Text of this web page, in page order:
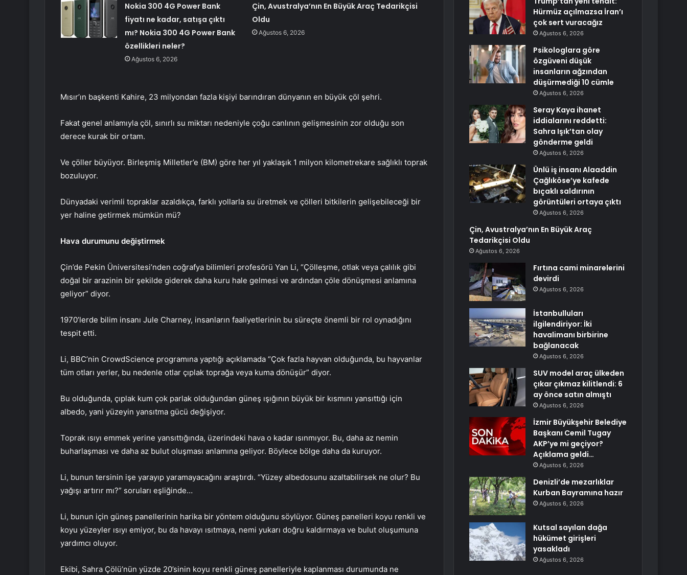
Nokia 300 4G Power Bank
fiyatı ne kadar, satışa çıktı
mı? Nokia 300 4G Power Bank
özellikleri neler?
Ağustos 6, 2026
Çin, Avustralya’nın En Büyük Araç Tedarikçisi
Oldu
Ağustos 6, 2026
Mısır’ın başkenti Kahire, 23 milyondan fazla kişiyi barındıran dünyanın en büyük çöl şehri.
Fakat genel anlamıyla çöl, sınırlı su miktarı nedeniyle çoğu canlının gelişmesinin zor olduğu son
derece kurak bir ortam.
Ve çöller büyüyor. Birleşmiş Milletler’e (BM) göre her yıl yaklaşık 1 milyon kilometrekare sağlıklı toprak
bozuluyor.
Dünyadaki verimli topraklar azaldıkça, farklı yollarla su üretmek ve çölleri bitkilerin gelişebileceği bir
yer haline getirmek mümkün mü?
Hava durumunu değiştirmek
Çin’de Pekin Üniversitesi’nden coğrafya bilimleri profesörü Yan Li, “Çölleşme, otlak veya çalılık gibi
doğal bir arazinin bir şekilde giderek daha kuru hale gelmesi ve ardından çöle dönüşmesi anlamına
geliyor” diyor.
1970’lerde bilim insanı Jule Charney, insanların faaliyetlerinin bu süreçte önemli bir rol oynadığını
tespit etti.
Li, BBC’nin CrowdScience programına yaptığı açıklamada “Çok fazla hayvan olduğunda, bu hayvanlar
tüm otları yerler, bu nedenle otlar çıplak toprağa veya kuma dönüşür” diyor.
Bu olduğunda, çıplak kum çok parlak olduğundan güneş ışığının büyük bir kısmını yansıttığı için
albedo, yani yüzeyin yansıtma gücü değişiyor.
Toprak ısıyı emmek yerine yansıttığında, üzerindeki hava o kadar ısınmıyor. Bu, daha az nemin
buharlaşması ve daha az bulut oluşması anlamına geliyor. Böylece bölge daha da kuruyor.
Li, bunun tersinin işe yarayıp yaramayacağını araştırdı. “Yüzey albedosunu azaltabilirsek ne olur? Bu
yağışı artırır mı?” soruları eşliğinde…
Li, bunun için güneş panellerinin harika bir yöntem olduğunu söylüyor. Güneş panelleri koyu renkli ve
koyu yüzeyler ısıyı emiyor, bu da havayı ısıtmaya, nemi yukarı doğru kaldırmaya ve bulut oluşumuna
yardımcı oluyor.
Ekibi, Sahra Çölü’nün yüzde 20’sinin koyu renkli güneş panelleriyle kaplanması durumunda ne
Hürmüz açılmazsa İran’ı
çok sert vuracağız
Ağustos 6, 2026
Psikologlara göre
özgüveni düşük
insanların ağzından
düşürmediği 10 cümle
Ağustos 6, 2026
Seray Kaya ihanet
iddialarını reddetti:
Sahra Işık’tan olay
gönderme geldi
Ağustos 6, 2026
Ünlü iş insanı Alaaddin
Çağlıköse’ye kafede
bıçaklı saldırının
görüntüleri ortaya çıktı
Ağustos 6, 2026
Çin, Avustralya’nın En Büyük Araç
Tedarikçisi Oldu
Ağustos 6, 2026
Fırtına cami minarelerini
devirdi
Ağustos 6, 2026
İstanbulluları
ilgilendiriyor: İki
havalimanı birbirine
bağlanacak
Ağustos 6, 2026
SUV model araç ülkeden
çıkar çıkmaz kilitlendi: 6
ay önce satın almıştı
Ağustos 6, 2026
İzmir Büyükşehir Belediye
Başkanı Cemil Tugay
AKP’ye mi geçiyor?
Açıklama geldi…
Ağustos 6, 2026
Denizli’de mezarlıklar
Kurban Bayramına hazır
Ağustos 6, 2026
Kutsal sayılan dağa
hükümet girişleri
yasakladı
Ağustos 6, 2026